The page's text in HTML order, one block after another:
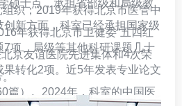
硕士点，承担省部级和局级教
新方面，科室已经承担国家级
项、局级等其他科研课题几十
转化2项。近5年发表专业论文
篇）。2024年，科室的中国医
织；2019年获得北京市医管中
年获得北京市卫健委“五四红
京友谊医院先进集体和4次荣
。